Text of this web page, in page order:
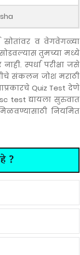
स्रोतांवर व वेगवेगळ्या
तुमच्या मध्ये
स्पर्धा परीक्षा जसे
संकलन जोश मराठी
Quiz Test देणे
test द्यायला सुरुवात
नियमित
?